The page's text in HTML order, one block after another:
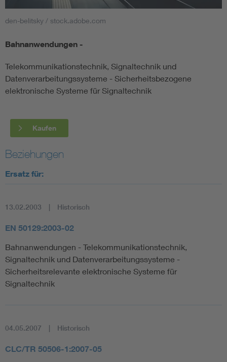
Smart Cities
DKE Fachinformationen im Kontext der Normung
Blitzschutz: DIN EN 62305 in der Übersicht
Cybersecurity in der Industrieautomatisierung
DIN VDE 0100 für sichere Elektroinstallationen
den-belitsky / stock.adobe.com
Bahnanwendungen -
Telekommunikationstechnik, Signaltechnik und
Datenverarbeitungssysteme - Sicherheitsbezogene
elektronische Systeme für Signaltechnik
Kaufen
Beziehungen
Ersatz für:
13.02.2003 Historisch
EN 50129:2003-02
Bahnanwendungen - Telekommunikationstechnik,
Signaltechnik und Datenverarbeitungssysteme -
Sicherheitsrelevante elektronische Systeme für
Signaltechnik
04.05.2007 Historisch
CLC/TR 50506-1:2007-05